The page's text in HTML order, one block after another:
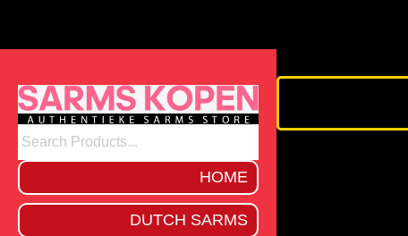
HOME
DUTCH SARMS